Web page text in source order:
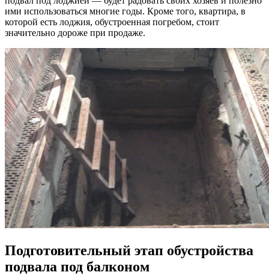
ими использоваться многие годы. Кроме того, квартира, в
которой есть лоджия, обустроенная погребом, стоит
значительно дороже при продаже.
Подготовительный этап обустройства
подвала под балконом